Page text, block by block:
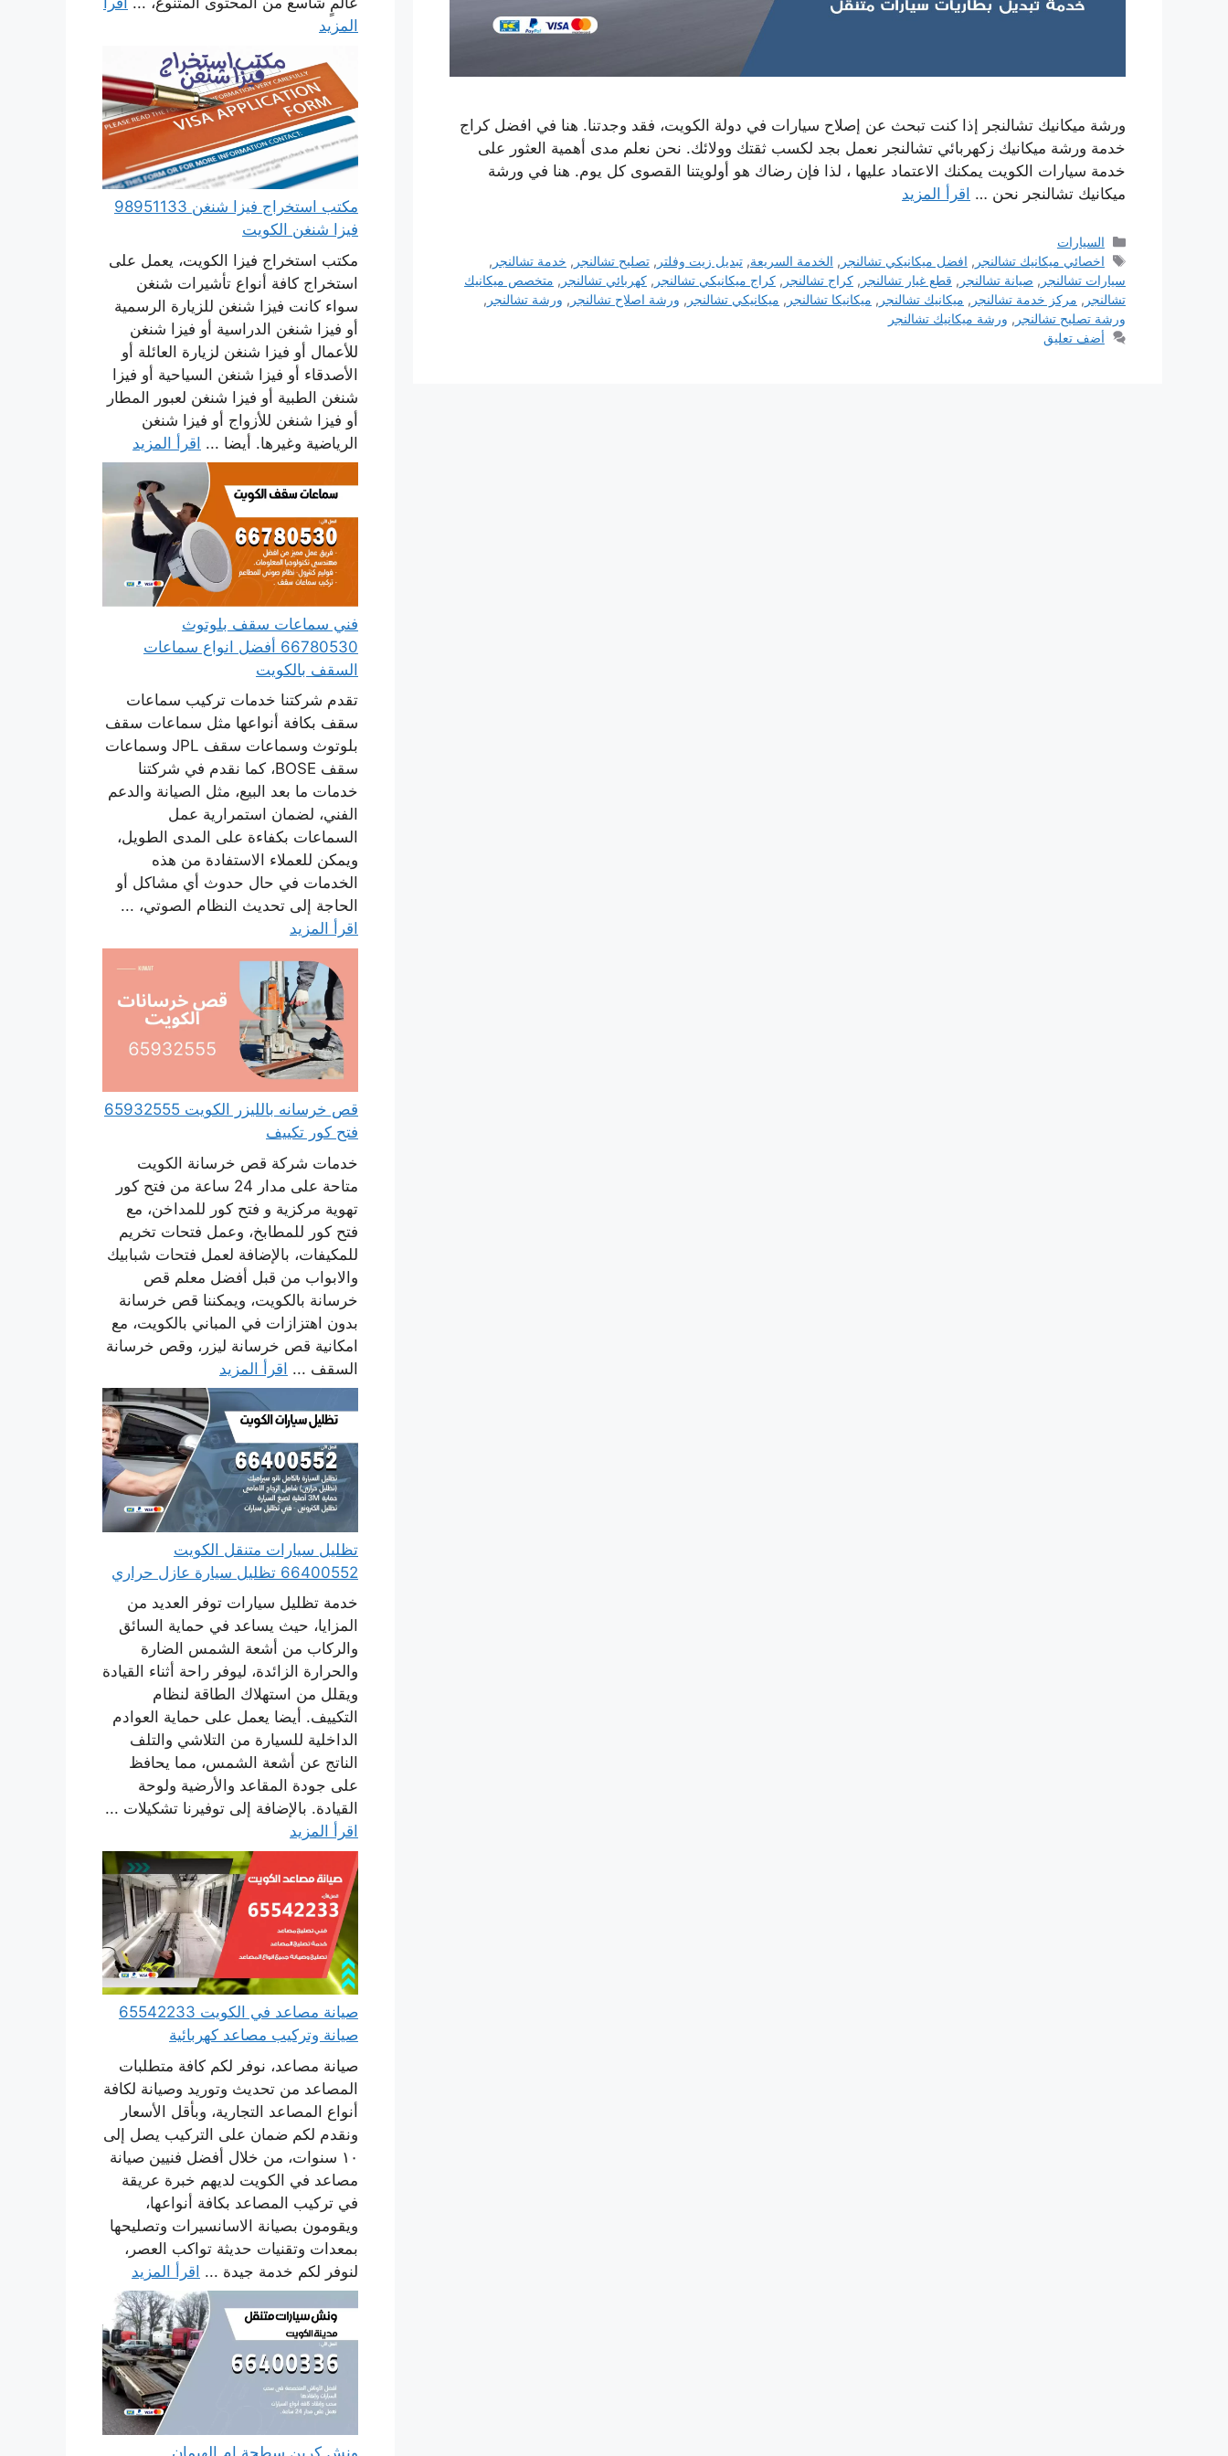
ورشة ميكانيك تشالنجر إذا كنت تبحث عن إصلاح سيارات في دولة الكويت، فقد وجدتنا. هنا في افضل كراج
خدمة ورشة ميكانيك زكهربائي تشالنجر نعمل بجد لكسب ثقتك وولائك. نحن نعلم مدى أهمية العثور على
خدمة سيارات الكويت يمكنك الاعتماد عليها ، لذا فإن رضاك ​​هو أولويتنا القصوى كل يوم. هنا في ورشة
ميكانيك تشالنجر نحن … اقرأ المزيد
التصنيفات
السيارات
الوسوم
اخصائي ميكانيك تشالنجر , افضل ميكانيكي تشالنجر , الخدمة السريعة,تبديل زيت وفلتر ,تصليح تشالنجر , خدمة تشالنجر ,
سيارات تشالنجر , صيانة تشالنجر , قطع غيار تشالنجر , كراج تشالنجر , كراج ميكانيكي تشالنجر , كهربائي تشالنجر , متخصص ميكانيك
تشالنجر , مركز خدمة تشالنجر , ميكانيك تشالنجر , ميكانيكا تشالنجر , ميكانيكي تشالنجر , ورشة اصلاح تشالنجر , ورشة تشالنجر ,
ورشة تصليح تشالنجر , ورشة ميكانيك تشالنجر
أضف تعليق
المزيد
مكتب استخراج فيزا شنغن 98951133
فيزا شنغن الكويت
مكتب استخراج فيزا الكويت، يعمل على
استخراج كافة أنواع تأشيرات شنغن
سواء كانت فيزا شنغن للزيارة الرسمية
أو فيزا شنغن الدراسية أو فيزا شنغن
للأعمال أو فيزا شنغن لزيارة العائلة أو
الأصدقاء أو فيزا شنغن السياحية أو فيزا
شنغن الطبية أو فيزا شنغن لعبور المطار
أو فيزا شنغن للأزواج أو فيزا شنغن
الرياضية وغيرها. أيضا ... اقرأ المزيد
فني سماعات سقف بلوتوث
66780530 أفضل انواع سماعات
السقف بالكويت
تقدم شركتنا خدمات تركيب سماعات
سقف بكافة أنواعها مثل سماعات سقف
بلوتوث وسماعات سقف JPL وسماعات
سقف BOSE، كما نقدم في شركتنا
خدمات ما بعد البيع، مثل الصيانة والدعم
الفني، لضمان استمرارية عمل
السماعات بكفاءة على المدى الطويل،
ويمكن للعملاء الاستفادة من هذه
الخدمات في حال حدوث أي مشاكل أو
الحاجة إلى تحديث النظام الصوتي، ...
اقرأ المزيد
قص خرسانه بالليزر الكويت 65932555
فتح كور تكييف
خدمات شركة قص خرسانة الكويت
متاحة على مدار 24 ساعة من فتح كور
تهوية مركزية و فتح كور للمداخن، مع
فتح كور للمطابخ، وعمل فتحات تخريم
للمكيفات، بالإضافة لعمل فتحات شبابيك
والابواب من قبل أفضل معلم قص
خرسانة بالكويت، ويمكننا قص خرسانة
بدون اهتزازات في المباني بالكويت، مع
امكانية قص خرسانة ليزر، وقص خرسانة
السقف ... اقرأ المزيد
تظليل سيارات متنقل الكويت
66400552 تظليل سيارة عازل حراري
خدمة تظليل سيارات توفر العديد من
المزايا، حيث يساعد في حماية السائق
والركاب من أشعة الشمس الضارة
والحرارة الزائدة، ليوفر راحة أثناء القيادة
ويقلل من استهلاك الطاقة لنظام
التكييف. أيضا يعمل على حماية العوادم
الداخلية للسيارة من التلاشي والتلف
الناتج عن أشعة الشمس، مما يحافظ
على جودة المقاعد والأرضية ولوحة
القيادة. بالإضافة إلى توفيرنا تشكيلات ...
اقرأ المزيد
صيانة مصاعد في الكويت 65542233
صيانة وتركيب مصاعد كهربائية
صيانة مصاعد، نوفر لكم كافة متطلبات
المصاعد من تحديث وتوريد وصيانة لكافة
أنواع المصاعد التجارية، وبأقل الأسعار
ونقدم لكم ضمان على التركيب يصل إلى
١٠ سنوات، من خلال أفضل فنيين صيانة
مصاعد في الكويت لديهم خبرة عريقة
في تركيب المصاعد بكافة أنواعها،
ويقومون بصيانة الاسانسيرات وتصليحها
بمعدات وتقنيات حديثة تواكب العصر،
لنوفر لكم خدمة جيدة ... اقرأ المزيد
ونش كرين سطحة ام الهيمان